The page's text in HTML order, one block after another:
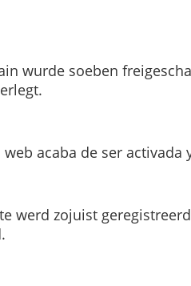
wurde soeben
web acaba de ser
werd zojuist